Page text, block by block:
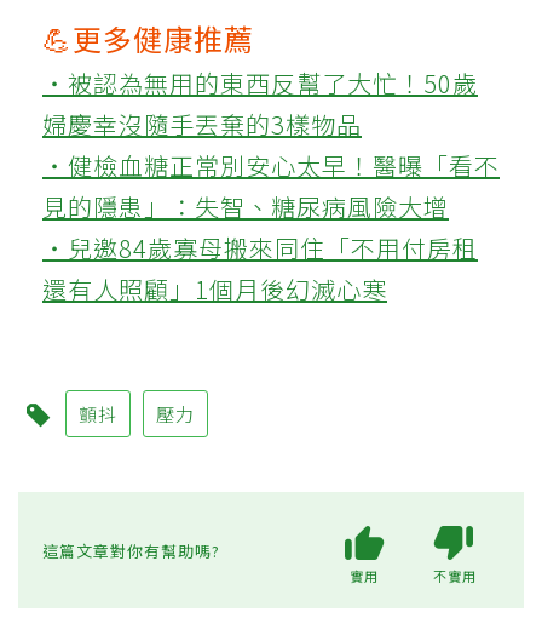
💪更多健康推薦
‧被認為無用的東西反幫了大忙！50歲
婦慶幸沒隨手丟棄的3樣物品
‧健檢血糖正常別安心太早！醫曝「看不
見的隱患」：失智、糖尿病風險大增
‧兒邀84歲寡母搬來同住「不用付房租
還有人照顧」1個月後幻滅心寒
顫抖 壓力
這篇文章對你有幫助嗎?
實用 不實用